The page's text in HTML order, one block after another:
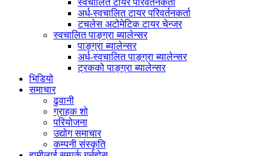
स्वचालित टायर परिवर्तनकर्ता
अर्ध-स्वचालित टायर परिवर्तनकर्ता
टचलेस अटोमेटिक टायर चेन्जर
स्वचालित पाङ्ग्रा ब्यालेन्सर
पाङ्ग्रा ब्यालेन्सर
अर्ध-स्वचालित पाङ्ग्रा ब्यालेन्सर
ट्रकको पाङ्ग्रा ब्यालेन्सर
भिडियो
समाचार
ढुवानी
ग्राहक शो
परियोजना
उद्योग समाचार
कम्पनी संस्कृति